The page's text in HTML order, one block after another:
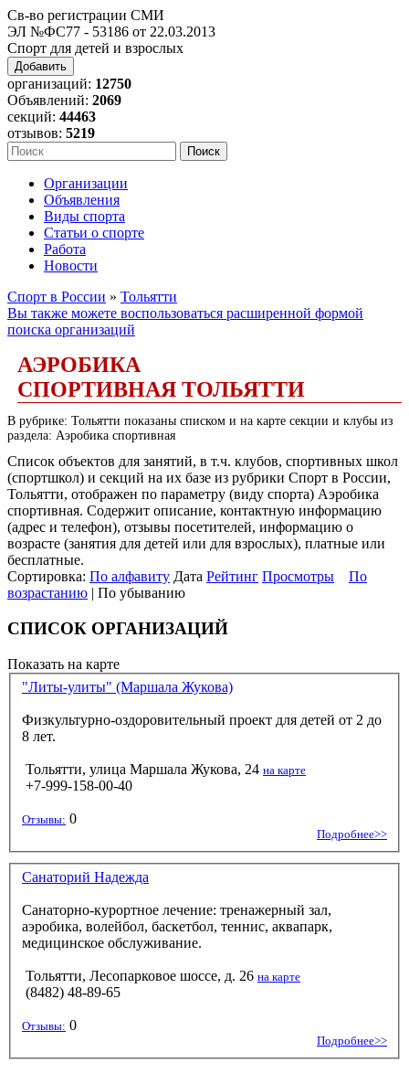
Св-во регистрации СМИ
ЭЛ №ФС77 - 53186 от 22.03.2013
Спорт для детей и взрослых
Добавить
организаций: 12750
Объявлений: 2069
секций: 44463
отзывов: 5219
Организации
Объявления
Виды спорта
Статьи о спорте
Работа
Новости
Спорт в России » Тольятти
Вы также можете воспользоваться расширенной формой
поиска организаций
АЭРОБИКА
СПОРТИВНАЯ ТОЛЬЯТТИ
В рубрике: Тольятти показаны списком и на карте секции и клубы из
раздела: Аэробика спортивная
Список объектов для занятий, в т.ч. клубов, спортивных школ
(спортшкол) и секций на их базе из рубрики Спорт в России,
Тольятти, отображен по параметру (виду спорта) Аэробика
спортивная. Содержит описание, контактную информацию
(адрес и телефон), отзывы посетителей, информацию о
возрасте (занятия для детей или для взрослых), платные или
бесплатные.
Сортировка: По алфавиту Дата Рейтинг Просмотры
По
возрастанию | По убыванию
СПИСОК ОРГАНИЗАЦИЙ
Показать на карте
"Литы-улиты" (Маршала Жукова)
Физкультурно-оздоровительный проект для детей от 2 до
8 лет.
Тольятти, улица Маршала Жукова, 24 на карте
+7-999-158-00-40
Отзывы: 0
Подробнее>>
Санаторий Надежда
Санаторно-курортное лечение: тренажерный зал,
аэробика, волейбол, баскетбол, теннис, аквапарк,
медицинское обслуживание.
Тольятти, Лесопарковое шоссе, д. 26 на карте
(8482) 48-89-65
Отзывы: 0
Подробнее>>